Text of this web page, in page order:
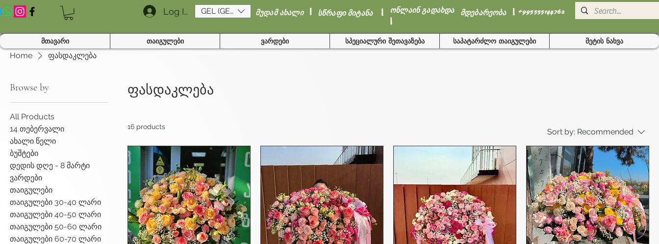
Log In GEL (GEL) მუდამ ახალი I სწრაფი მიტანა I ონლაინ გადახდა
I
მდებარეობა I +995555144762
მთავარი თაიგულები ვარდები სპეციალური შეთავაზება საპატარძლო თაიგულები მეტის ნახვა
Home ფასდაკლება
Browse by
All Products
14 თებერვალი
ახალი წელი
ბუშტები
დედის დღე - 8 მარტი
ვარდები
თაიგულები
თაიგულები 30-40 ლარი
თაიგულები 40-50 ლარი
თაიგულები 50-60 ლარი
თაიგულები 60-70 ლარი
ფასდაკლება
16 products
Sort by: Recommended